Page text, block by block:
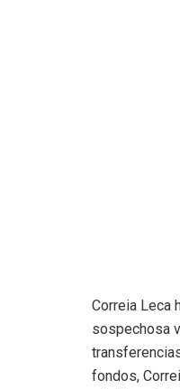
Correia Leca
sospechosa
fondos,